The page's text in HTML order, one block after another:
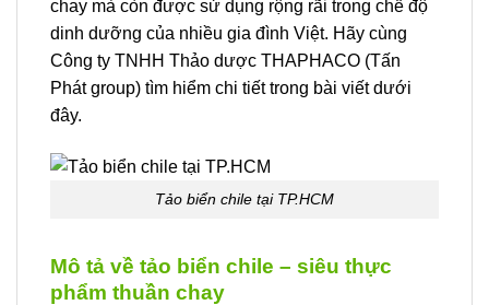
chay mà còn được sử dụng rộng rãi trong chế độ
dinh dưỡng của nhiều gia đình Việt. Hãy cùng
Công ty TNHH Thảo dược THAPHACO (Tấn
Phát group) tìm hiểm chi tiết trong bài viết dưới
đây.
Tảo biển chile tại TP.HCM
Mô tả về tảo biển chile – siêu thực
phẩm thuần chay